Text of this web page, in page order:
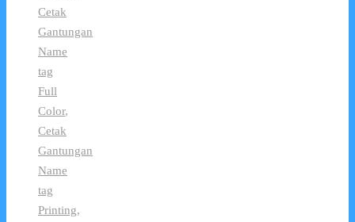
Cetak
Gantungan
Name
tag
Full
Color,
Cetak
Gantungan
Name
tag
Printing,